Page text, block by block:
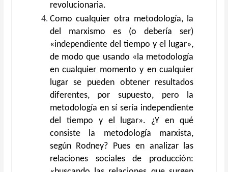
revolucionaria.
Como cualquier otra metodología, la
del marxismo es (o debería ser)
«independiente del tiempo y el lugar»,
de modo que usando «la metodología
en cualquier momento y en cualquier
lugar se pueden obtener resultados
diferentes, por supuesto, pero la
metodología en sí sería independiente
del tiempo y el lugar». ¿Y en qué
consiste la metodología marxista,
según Rodney? Pues en analizar las
relaciones sociales de producción: